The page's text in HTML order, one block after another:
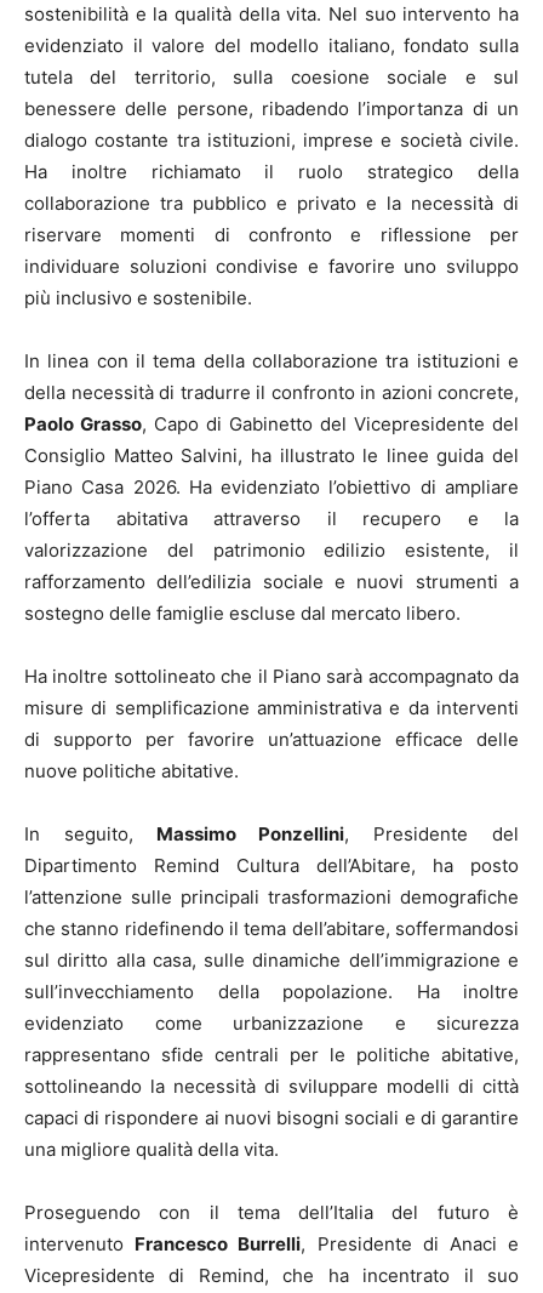
sostenibilità e la qualità della vita. Nel suo intervento ha
evidenziato il valore del modello italiano, fondato sulla
tutela del territorio, sulla coesione sociale e sul
benessere delle persone, ribadendo l’importanza di un
dialogo costante tra istituzioni, imprese e società civile.
Ha inoltre richiamato il ruolo strategico della
collaborazione tra pubblico e privato e la necessità di
riservare momenti di confronto e riflessione per
individuare soluzioni condivise e favorire uno sviluppo
più inclusivo e sostenibile.
In linea con il tema della collaborazione tra istituzioni e
della necessità di tradurre il confronto in azioni concrete,
Paolo Grasso, Capo di Gabinetto del Vicepresidente del
Consiglio Matteo Salvini, ha illustrato le linee guida del
Piano Casa 2026. Ha evidenziato l’obiettivo di ampliare
l’offerta abitativa attraverso il recupero e la
valorizzazione del patrimonio edilizio esistente, il
rafforzamento dell’edilizia sociale e nuovi strumenti a
sostegno delle famiglie escluse dal mercato libero.
Ha inoltre sottolineato che il Piano sarà accompagnato da
misure di semplificazione amministrativa e da interventi
di supporto per favorire un’attuazione efficace delle
nuove politiche abitative.
In seguito, Massimo Ponzellini, Presidente del
Dipartimento Remind Cultura dell’Abitare, ha posto
l’attenzione sulle principali trasformazioni demografiche
che stanno ridefinendo il tema dell’abitare, soffermandosi
sul diritto alla casa, sulle dinamiche dell’immigrazione e
sull’invecchiamento della popolazione. Ha inoltre
evidenziato come urbanizzazione e sicurezza
rappresentano sfide centrali per le politiche abitative,
sottolineando la necessità di sviluppare modelli di città
capaci di rispondere ai nuovi bisogni sociali e di garantire
una migliore qualità della vita.
Proseguendo con il tema dell’Italia del futuro è
intervenuto Francesco Burrelli, Presidente di Anaci e
Vicepresidente di Remind, che ha incentrato il suo